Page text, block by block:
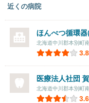
近くの病院
ほんべつ循環
北海道中川郡本別町
医療法人社団
北海道中川郡本別町